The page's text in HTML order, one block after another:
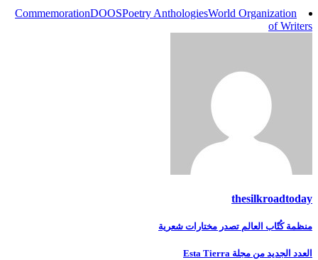
CommemorationDOOSPoetry AnthologiesWorld Organization
of Writers
thesilkroadtoday
تصفّح
المقالات
منظمة كُتّاب العالم تصدر مختارات شعرية
العدد الجديد من مجلة Esta Tierra